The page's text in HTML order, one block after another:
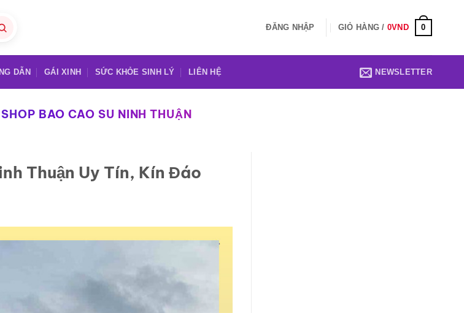
ĐĂNG NHẬP GIỎ HÀNG / 0VND 0
DẪN GÁI XINH SỨC KHỎE SINH LÝ LIÊN HỆ NEWSLETTER
SHOP BAO CAO SU NINH THUẬN
Thuận Uy Tín, Kín Đáo